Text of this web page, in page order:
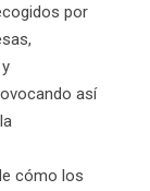
por
así
cómo los